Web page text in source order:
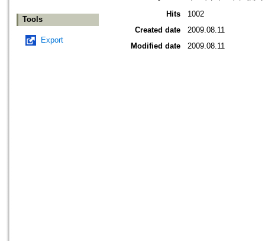
Tools
Export
Hits
1002
Created date
2009.08.11
Modified date
2009.08.11